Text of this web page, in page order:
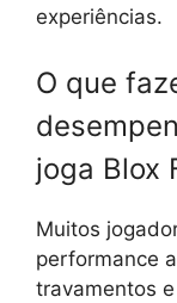
experiências.
O que
joga Blox
Muitos
performance
travamentos